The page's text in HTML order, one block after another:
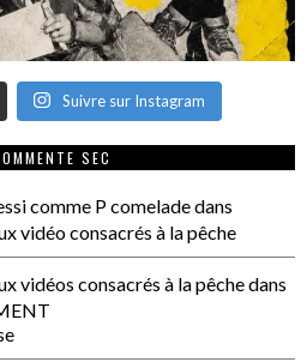
Suivre sur Instagram
SEC
comme P comeladedans
vidéo consacrés à la pêche
vidéos consacrés à la pêchedans